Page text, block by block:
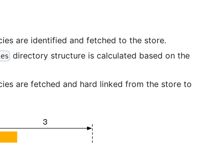
are identified and fetched to the store.
directory structure is calculated based on the
are fetched and hard linked from the store to